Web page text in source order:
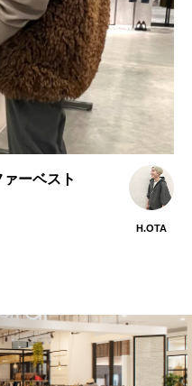
ーベスト
H.OTA